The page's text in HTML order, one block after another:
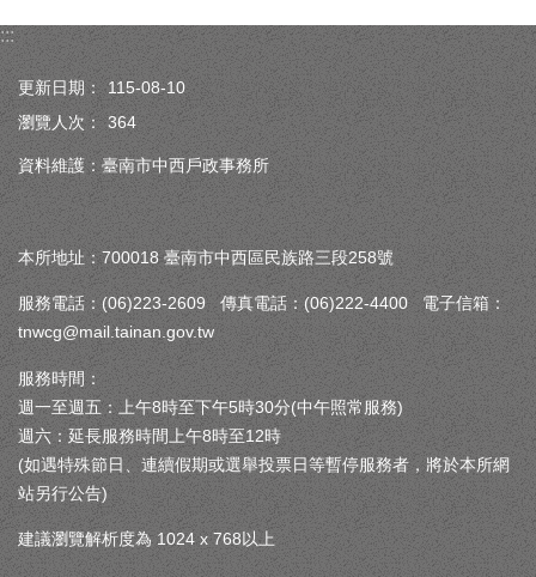
:::
更新日期：
115-08-10
瀏覽人次：
364
資料維護：臺南市中西戶政事務所
本所地址：700018 臺南市中西區民族路三段258號
服務電話：(06)223-2609 傳真電話：(06)222-4400 電子信箱：
tnwcg@mail.tainan.gov.tw
服務時間：
週一至週五：上午8時至下午5時30分(中午照常服務)
週六：延長服務時間上午8時至12時
(如遇特殊節日、連續假期或選舉投票日等暫停服務者，將於本所網
站另行公告)
建議瀏覽解析度為 1024 x 768以上